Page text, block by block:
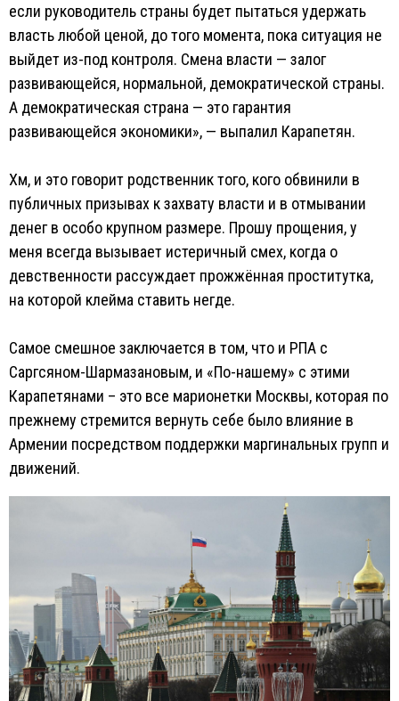
если руководитель страны будет пытаться удержать
власть любой ценой, до того момента, пока ситуация не
выйдет из-под контроля. Смена власти — залог
развивающейся, нормальной, демократической страны.
А демократическая страна — это гарантия
развивающейся экономики», — выпалил Карапетян.
Хм, и это говорит родственник того, кого обвинили в
публичных призывах к захвату власти и в отмывании
денег в особо крупном размере. Прошу прощения, у
меня всегда вызывает истеричный смех, когда о
девственности рассуждает прожжённая проститутка,
на которой клейма ставить негде.
Самое смешное заключается в том, что и РПА с
Саргсяном-Шармазановым, и «По-нашему» с этими
Карапетянами – это все марионетки Москвы, которая по
прежнему стремится вернуть себе было влияние в
Армении посредством поддержки маргинальных групп и
движений.